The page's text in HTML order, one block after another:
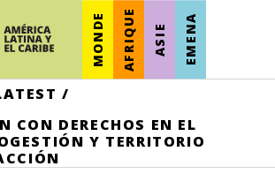
MONDE AFRIQUE ASIE EMENA
/
CON DERECHOS EN EL
Y TERRITORIO